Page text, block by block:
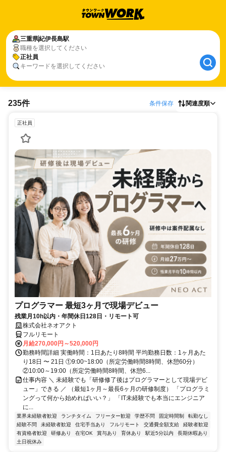
三重県紀伊長島駅
職種を選択してください
正社員
キーワードを選択してください
235件 条件保存 関連度順
正社員
プログラマー 最短3ヶ月で現場デビュー
残業月10h以内・年間休日128日・リモート可
株式会社ネオアクト
フルリモート
月給270,000円～520,000円
勤務時間詳細 実働時間：1日あたり8時間 平均勤務日数：1ヶ月あた
り18日 〜 21日 ①9:00~18:00（所定労働時間8時間、休憩60分）
②10:00～19:00（所定労働時間8時間、休憩6...
仕事内容 ＼ 未経験でも「研修修了後はプログラマーとして現場デビ
ュー」できる ／ （最短1ヶ月～最長6ヶ月の研修制度） 「プログラミ
ングって何から始めればいい？」 「IT未経験でも本当にエンジニア
に...
業界未経験者歓迎 ランチタイム フリーター歓迎 学歴不問 固定時間制
転勤なし
経験不問
未経験者歓迎 住宅手当あり フルリモート 交通費全額支給
経験者歓迎
有資格者歓迎
研修あり 在宅OK 賞与あり 育休あり 駅近5分以内
長期休暇あり
土日祝休み